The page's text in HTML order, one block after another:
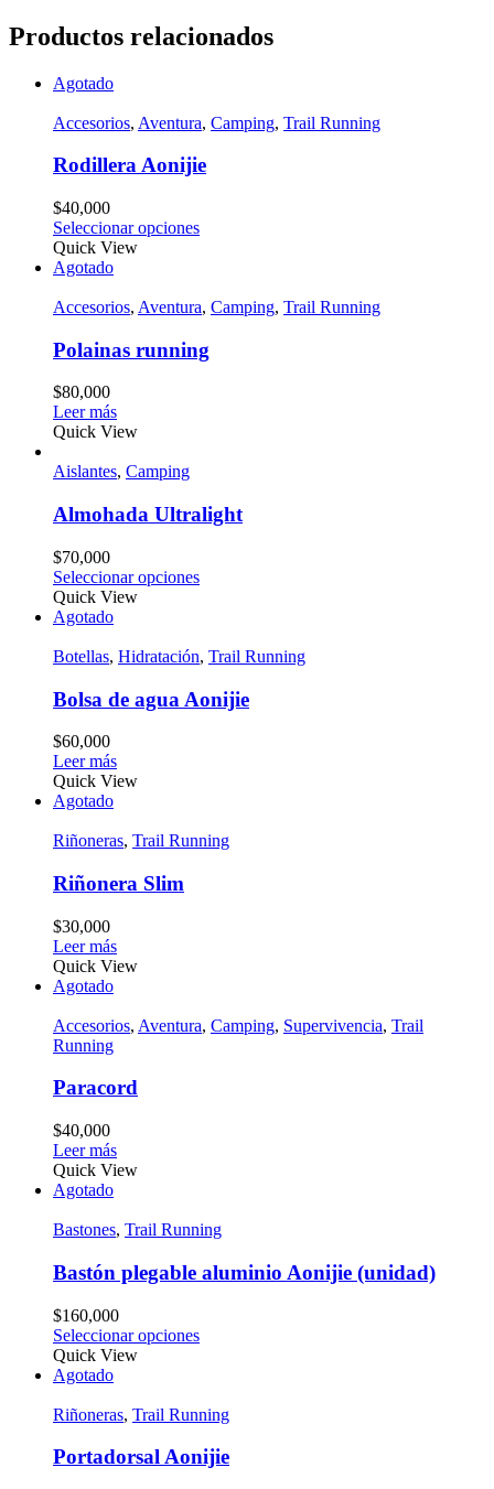
Productos relacionados
Agotado
Accesorios, Aventura, Camping, Trail Running
Rodillera Aonijie
$40,000
Seleccionar opciones
Quick View
Agotado
Accesorios, Aventura, Camping, Trail Running
Polainas running
$80,000
Leer más
Quick View
Aislantes, Camping
Almohada Ultralight
$70,000
Seleccionar opciones
Quick View
Agotado
Botellas, Hidratación, Trail Running
Bolsa de agua Aonijie
$60,000
Leer más
Quick View
Agotado
Riñoneras, Trail Running
Riñonera Slim
$30,000
Leer más
Quick View
Agotado
Accesorios, Aventura, Camping, Supervivencia, Trail
Running
Paracord
$40,000
Leer más
Quick View
Agotado
Bastones, Trail Running
Bastón plegable aluminio Aonijie (unidad)
$160,000
Seleccionar opciones
Quick View
Agotado
Riñoneras, Trail Running
Portadorsal Aonijie